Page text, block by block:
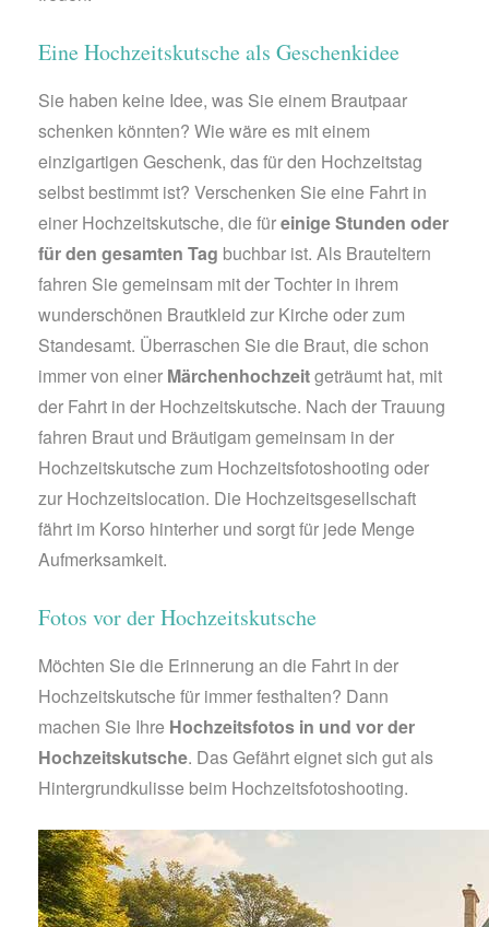
Eine Hochzeitskutsche als Geschenkidee
Sie haben keine Idee, was Sie einem Brautpaar
schenken könnten? Wie wäre es mit einem
einzigartigen Geschenk, das für den Hochzeitstag
selbst bestimmt ist? Verschenken Sie eine Fahrt in
einer Hochzeitskutsche, die füreinige Stunden oder
für den gesamten Tag buchbar ist. Als Brauteltern
fahren Sie gemeinsam mit der Tochter in ihrem
wunderschönen Brautkleid zur Kirche oder zum
Standesamt. Überraschen Sie die Braut, die schon
immer von einer Märchenhochzeitgeträumt hat, mit
der Fahrt in der Hochzeitskutsche. Nach der Trauung
fahren Braut und Bräutigam gemeinsam in der
Hochzeitskutsche zum Hochzeitsfotoshooting oder
zur Hochzeitslocation. Die Hochzeitsgesellschaft
fährt im Korso hinterher und sorgt für jede Menge
Aufmerksamkeit.
Fotos vor der Hochzeitskutsche
Möchten Sie die Erinnerung an die Fahrt in der
Hochzeitskutsche für immer festhalten? Dann
machen Sie Ihre Hochzeitsfotos in und vor der
Hochzeitskutsche. Das Gefährt eignet sich gut als
Hintergrundkulisse beim Hochzeitsfotoshooting.